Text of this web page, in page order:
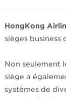
HongKong
sièges
Non seulement
siège a
systèmes de